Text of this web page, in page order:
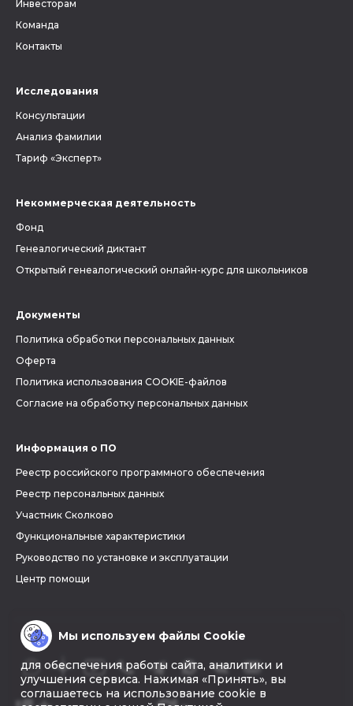
Инвесторам
Команда
Контакты
Исследования
Консультации
Анализ фамилии
Тариф «Эксперт»
Некоммерческая деятельность
Фонд
Генеалогический диктант
Открытый генеалогический онлайн-курс для школьников
Документы
Политика обработки персональных данных
Оферта
Политика использования COOKIE-файлов
Согласие на обработку персональных данных
Информация о ПО
Реестр российского программного обеспечения
Реестр персональных данных
Участник Сколково
Функциональные характеристики
Руководство по установке и эксплуатации
Центр помощи
Мы используем файлы Cookie
для обеспечения работы сайта, аналитики и
улучшения сервиса. Нажимая «Принять», вы
соглашаетесь на использование cookie в